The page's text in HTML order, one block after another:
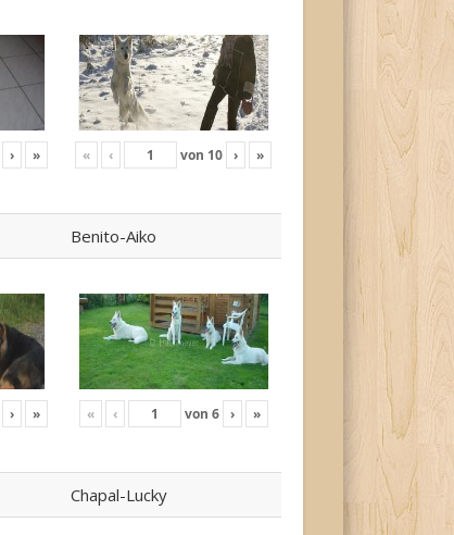
› » « ‹ von 10 › »
Benito-Aiko
› » « ‹ von 6 › »
Chapal-Lucky